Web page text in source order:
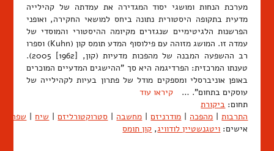
מערכת הנחות ומושגי יסוד המגדירה את עמדתה של קהילייה
מדעית בתקופה היסטורית נתונה ביחס למושאי החקירה, ואופני
הפרשנות הלגיטימיים שנגזרים מקיומה ההיסטורי והמוסדי של
עמדה זו. המושג מזוהה עם פילוסוף המדע תומס קון (Kuhn) וספרו
רב ההשפעה המבנה של מהפכות מדעיות (קון, [1962] 2005).
טענתו המרכזית: הפרדיגמה היא סך "ההישגים המדעיים המוכרים
באופן אוניברסלי ומספקים מודל של פתרון בעיות לקהילייה של
עוסקים בתחום". … קיראו עוד
תחום: ביקורת
התרבות | מהפכה | מודרניזם | מחשבה | סטרוקטורליזם | שיח | שפה
אישים: ויטגנשטיין לודוויג, קון תומס